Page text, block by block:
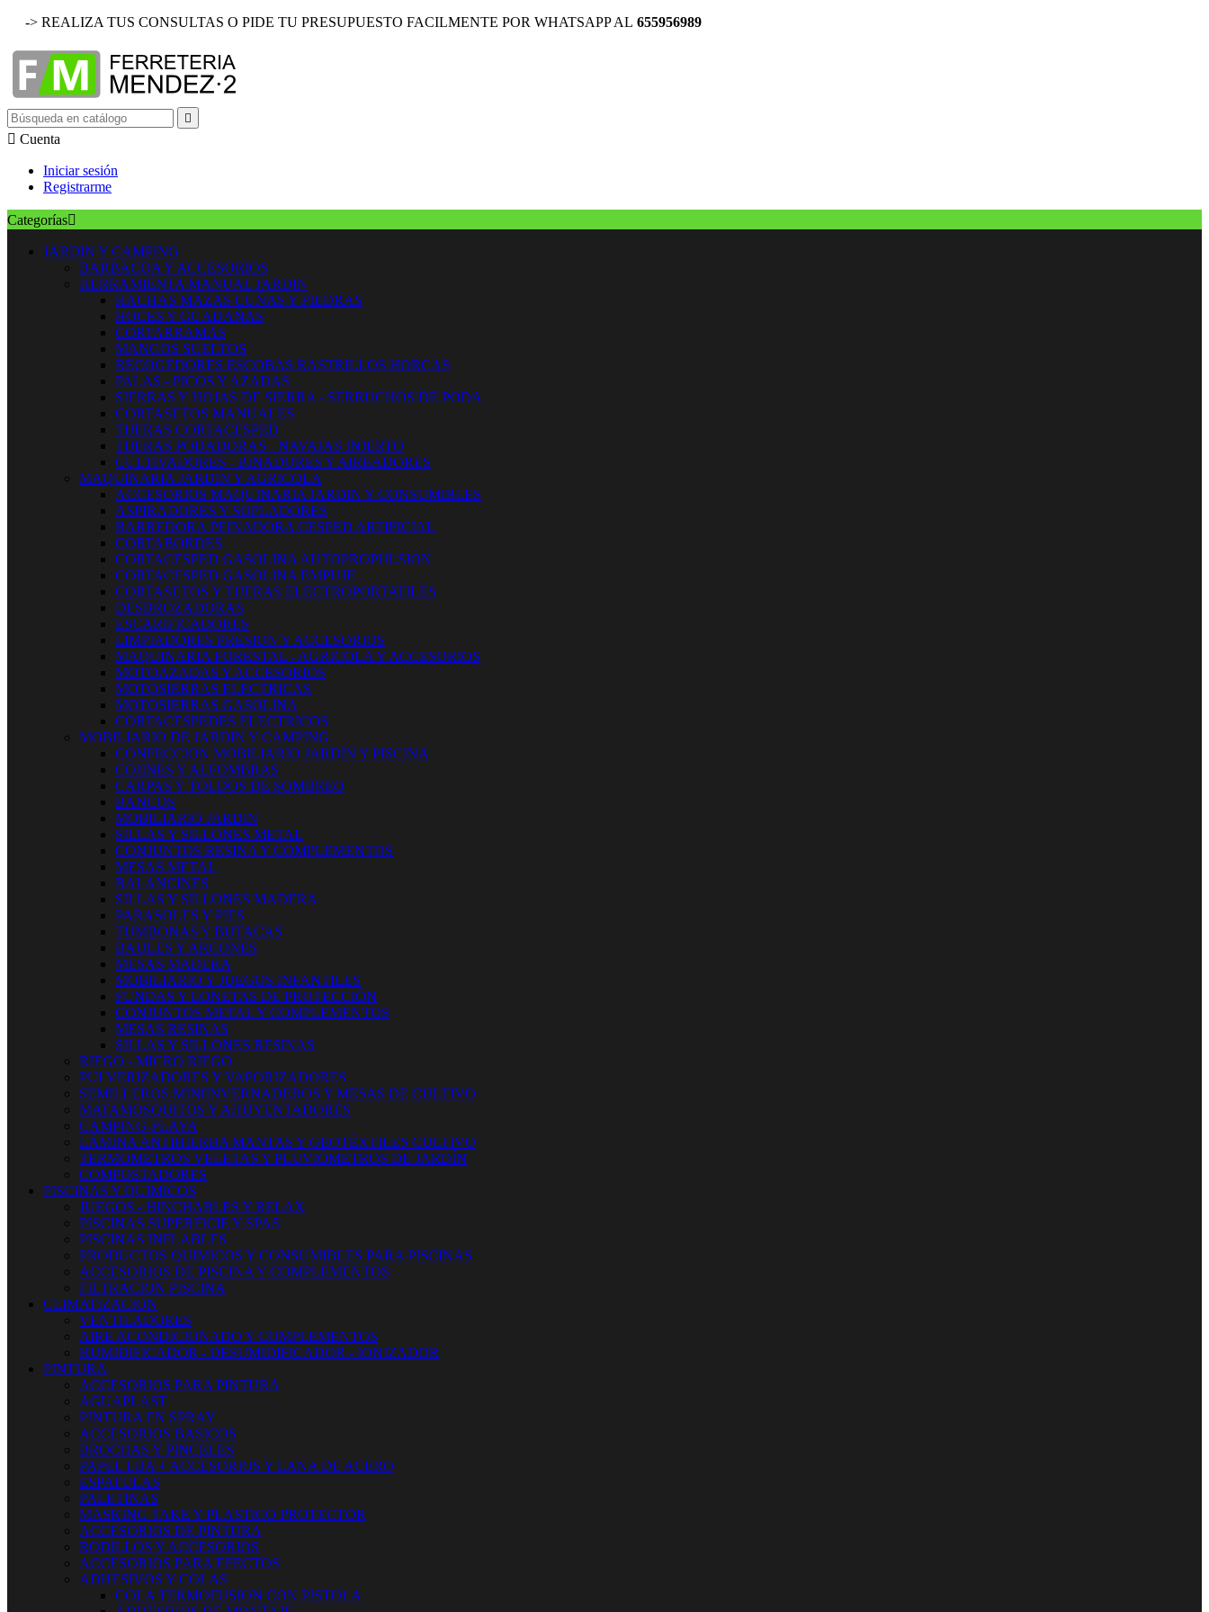
-> REALIZA TUS CONSULTAS O PIDE TU PRESUPUESTO FACILMENTE POR WHATSAPP AL 655956989

 Cuenta
Iniciar sesión
Registrarme
Categorías
JARDIN Y CAMPING
BARBACOA Y ACCESORIOS
HERRAMIENTA MANUAL JARDIN
HACHAS MAZAS CUÑAS Y PIEDRAS
HOCES Y GUADAÑAS
CORTARRAMAS
MANGOS SUELTOS
RECOGEDORES ESCOBAS RASTRILLOS HORCAS
PALAS - PICOS Y AZADAS
SIERRAS Y HOJAS DE SIERRA - SERRUCHOS DE PODA
CORTASETOS MANUALES
TIJERAS CORTACESPED
TIJERAS PODADORAS - NAVAJAS INJERTO
CULTIVADORES - BINADORES Y AIREADORES
MAQUINARIA JARDIN Y AGRICOLA
ACCESORIOS MAQUINARIA JARDIN Y CONSUMIBLES
ASPIRADORES Y SOPLADORES
BARREDORA PEINADORA CESPED ARTIFICIAL
CORTABORDES
CORTACESPED GASOLINA AUTOPROPULSION
CORTACESPED GASOLINA EMPUJE
CORTASETOS Y TIJERAS ELECTROPORTATILES
DESBROZADORAS
ESCARIFICADORES
LIMPIADORES PRESION Y ACCESORIOS
MAQUINARIA FORESTAL - AGRICOLA Y ACCESORIOS
MOTOAZADAS Y ACCESORIOS
MOTOSIERRAS ELECTRICAS
MOTOSIERRAS GASOLINA
CORTACESPEDES ELECTRICOS
MOBILIARIO DE JARDIN Y CAMPING
CONFECCION MOBILIARIO JARDÍN Y PISCINA
COJINES Y ALFOMBRAS
CARPAS Y TOLDOS DE SOMBREO
BANCOS
MOBILIARIO JARDIN
SILLAS Y SILLONES METAL
CONJUNTOS RESINA Y COMPLEMENTOS
MESAS METAL
BALANCINES
SILLAS Y SILLONES MADERA
PARASOLES Y PIES
TUMBONAS Y BUTACAS
BAULES Y ARCONES
MESAS MADERA
MOBILIARIO Y JUEGOS INFANTILES
FUNDAS Y LONETAS DE PROTECCIÓN
CONJUNTOS METAL Y COMPLEMENTOS
MESAS RESINAS
SILLAS Y SILLONES RESINAS
RIEGO - MICRO RIEGO
PULVERIZADORES Y VAPORIZADORES
SEMILLEROS MINIINVERNADEROS Y MESAS DE CULTIVO
MATAMOSQUITOS Y AHUYENTADORES
CAMPING-PLAYA
LÁMINA ANTIHIERBA MANTAS Y GEOTÉXTILES CULTIVO
TERMOMETROS VELETAS Y PLUVIÓMETROS DE JARDÍN
COMPOSTADORES
PISCINAS Y QUIMICOS
JUEGOS - HINCHABLES Y RELAX
PISCINAS SUPERFICIE Y SPAS
PISCINAS INFLABLES
PRODUCTOS QUIMICOS Y CONSUMIBLES PARA PISCINAS
ACCESORIOS DE PISCINA Y COMPLEMENTOS
FILTRACION PISCINA
CLIMATIZACION
VENTILADORES
AIRE ACONDICIONADO Y COMPLEMENTOS
HUMIDIFICADOR - DESUMIDIFICADOR - IONIZADOR
PINTURA
ACCESORIOS PARA PINTURA
AGUAPLAST
PINTURA EN SPRAY
ACCESORIOS BASICOS
BROCHAS Y PINCELES
PAPEL LIJA + ACCESORIOS Y LANA DE ACERO
ESPATULAS
PALETINAS
MASKING TAKE Y PLASTICO PROTECTOR
ACCESORIOS DE PINTURA
RODILLOS Y ACCESORIOS
ACCESORIOS PARA EFECTOS
ADHESIVOS Y COLAS
COLA TERMOFUSION CON PISTOLA